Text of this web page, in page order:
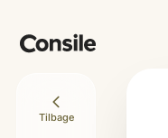
Tilbage